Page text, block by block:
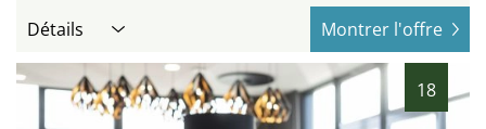
Détails Montrer l'offre
18